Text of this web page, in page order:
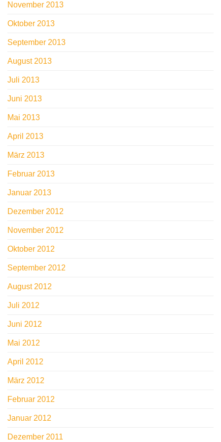
November 2013
Oktober 2013
September 2013
August 2013
Juli 2013
Juni 2013
Mai 2013
April 2013
März 2013
Februar 2013
Januar 2013
Dezember 2012
November 2012
Oktober 2012
September 2012
August 2012
Juli 2012
Juni 2012
Mai 2012
April 2012
März 2012
Februar 2012
Januar 2012
Dezember 2011